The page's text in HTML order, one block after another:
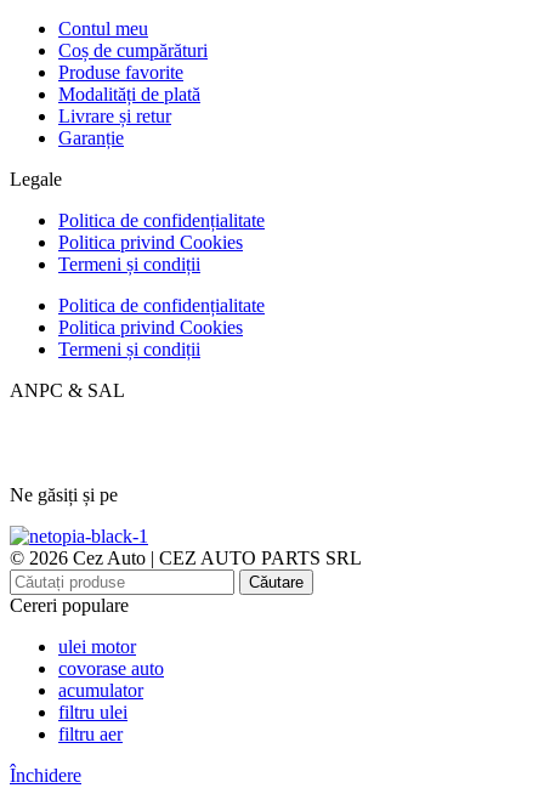
Contul meu
Coș de cumpărături
Produse favorite
Modalități de plată
Livrare și retur
Garanție
Legale
Politica de confidențialitate
Politica privind Cookies
Termeni și condiții
Politica de confidențialitate
Politica privind Cookies
Termeni și condiții
ANPC & SAL
Ne găsiți și pe
© 2026 Cez Auto | CEZ AUTO PARTS SRL
Căutare
Cereri populare
ulei motor
covorase auto
acumulator
filtru ulei
filtru aer
Închidere